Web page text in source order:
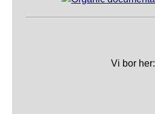
Vi bor her: